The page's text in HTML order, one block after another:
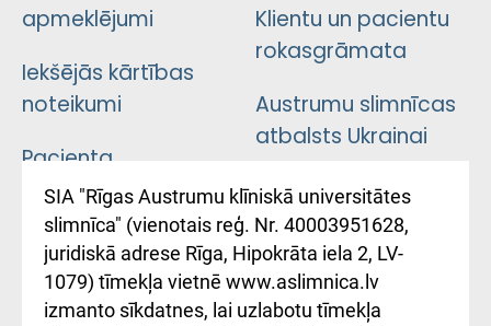
apmeklējumi
Iekšējās kārtības
noteikumi
Pacienta
atsauksmju/sūdzību
iesniegšanas
kārtība
Kā pie mums nokļūt
Klientu un pacientu
rokasgrāmata
Austrumu slimnīcas
atbalsts Ukrainai
Підтримка Східної
лікарні та співпраця з
Україною
SIA "Rīgas Austrumu klīniskā universitātes
slimnīca" (vienotais reģ. Nr. 40003951628,
juridiskā adrese Rīga, Hipokrāta iela 2, LV-
1079) tīmekļa vietnē www.aslimnica.lv
izmanto sīkdatnes, lai uzlabotu tīmekļa